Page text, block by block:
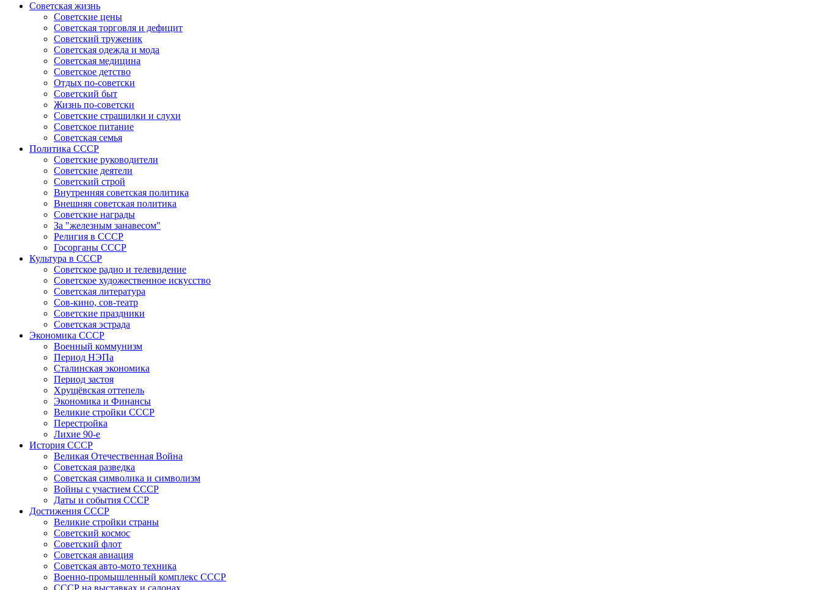
Советская жизнь
Советские цены
Советская торговля и дефицит
Советский труженик
Советская одежда и мода
Советская медицина
Советское детство
Отдых по-советски
Советский быт
Жизнь по-советски
Советские страшилки и слухи
Советское питание
Советская семья
Политика СССР
Советские руководители
Советские деятели
Советский строй
Внутренняя советская политика
Внешняя советская политика
Советские награды
За "железным занавесом"
Религия в СССР
Госорганы СССР
Культура в СССР
Советское радио и телевидение
Советское художественное искусство
Советская литература
Сов-кино, сов-театр
Советские праздники
Советская эстрада
Экономика СССР
Военный коммунизм
Период НЭПа
Сталинская экономика
Период застоя
Хрущёвская оттепель
Экономика и Финансы
Великие стройки СССР
Перестройка
Лихие 90-е
История СССР
Великая Отечественная Война
Советская разведка
Советская символика и символизм
Войны с участием СССР
Даты и события СССР
Достижения СССР
Великие стройки страны
Советский космос
Советский флот
Советская авиация
Советская авто-мото техника
Военно-промышленный комплекс СССР
СССР на выставках и салонах